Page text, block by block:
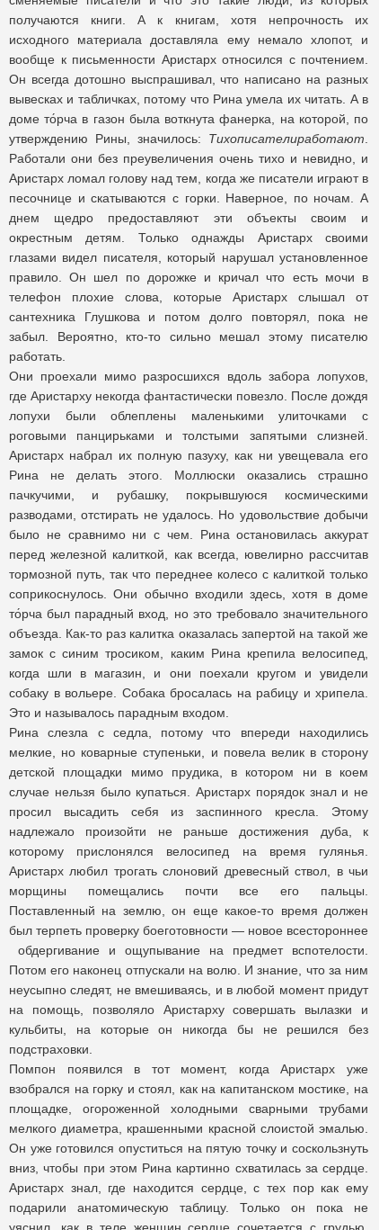
получаются книги. А к книгам, хотя непрочность их
исходного материала доставляла ему немало хлопот, и
вообще к письменности Аристарх относился с почтением.
Он всегда дотошно выспрашивал, что написано на разных
вывесках и табличках, потому что Рина умела их читать. А в
доме то́рча в газон была воткнута фанерка, на которой, по
утверждению Рины, значилось: Тихописателиработают
Работали они без преувеличения очень тихо и невидно, и
Аристарх ломал голову над тем, когда же писатели играют в
песочнице и скатываются с горки. Наверное, по ночам. А
днем щедро предоставляют эти объекты своим и
окрестным детям. Только однажды Аристарх своими
глазами видел писателя, который нарушал установленное
правило. Он шел по дорожке и кричал что есть мочи в
телефон плохие слова, которые Аристарх слышал от
сантехника Глушкова и потом долго повторял, пока не
забыл. Вероятно, кто-то сильно мешал этому писателю
работать.
Они проехали мимо разросшихся вдоль забора лопухов,
где Аристарху некогда фантастически повезло. После дождя
лопухи были облеплены маленькими улиточками с
роговыми панцирьками и толстыми запятыми слизней.
Аристарх набрал их полную пазуху, как ни увещевала его
Рина не делать этого. Моллюски оказались страшно
пачкучими, и рубашку, покрывшуюся космическими
разводами, отстирать не удалось. Но удовольствие добычи
было не сравнимо ни с чем. Рина остановилась аккурат
перед железной калиткой, как всегда, ювелирно рассчитав
тормозной путь, так что переднее колесо с калиткой только
соприкоснулось. Они обычно входили здесь, хотя в доме
то́рча был парадный вход, но это требовало значительного
объезда. Как-то раз калитка оказалась запертой на такой же
замок с синим тросиком, каким Рина крепила велосипед,
когда шли в магазин, и они поехали кругом и увидели
собаку в вольере. Собака бросалась на рабицу и хрипела.
Это и называлось парадным входом.
Рина слезла с седла, потому что впереди находились
мелкие, но коварные ступеньки, и повела велик в сторону
детской площадки мимо прудика, в котором ни в коем
случае нельзя было купаться. Аристарх порядок знал и не
просил высадить себя из заспинного кресла. Этому
надлежало произойти не раньше достижения дуба, к
которому прислонялся велосипед на время гулянья.
Аристарх любил трогать слоновий древесный ствол, в чьи
морщины помещались почти все его пальцы.
Поставленный на землю, он еще какое-то время должен
был терпеть проверку боеготовности — новое всестороннее
обдергивание и ощупывание на предмет вспотелости.
Потом его наконец отпускали на волю. И знание, что за ним
неусыпно следят, не вмешиваясь, и в любой момент придут
на помощь, позволяло Аристарху совершать вылазки и
кульбиты, на которые он никогда бы не решился без
подстраховки.
Помпон появился в тот момент, когда Аристарх уже
взобрался на горку и стоял, как на капитанском мостике, на
площадке, огороженной холодными сварными трубами
мелкого диаметра, крашенными красной слоистой эмалью.
Он уже готовился опуститься на пятую точку и соскользнуть
вниз, чтобы при этом Рина картинно схватилась за сердце.
Аристарх знал, где находится сердце, с тех пор как ему
подарили анатомическую таблицу. Только он пока не